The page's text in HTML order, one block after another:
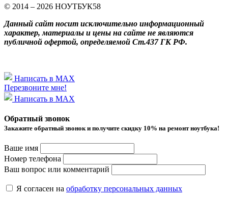
© 2014 – 2026 НОУТБУК58
Данный сайт носит исключительно информационный
характер, материалы и цены на сайте не являются
публичной офертой, определяемой Ст.437 ГК РФ.
Написать в MAX
Перезвоните мне!
Написать в MAX
Обратный звонок
Закажите обратный звонок и получитe скидку 10% на ремонт ноутбука!
Ваше имя
Номер телефона
Ваш вопрос или комментарий
Я согласен на обработку персональных данных